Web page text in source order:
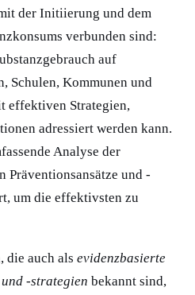
der Initiierung und dem
verbunden sind:
auf
Schulen, Kommunen und
effektiven Strategien,
adressiert werden kann.
Analyse der
Präventionsansätze und -
um die effektivsten zu
die auch als evidenzbasierte
-strategien bekannt sind,